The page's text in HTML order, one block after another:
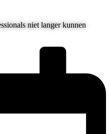
niet langer kunnen